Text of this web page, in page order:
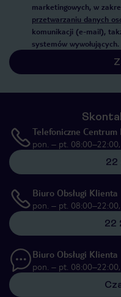
marketingowych, w
przetwarzaniu danych
komunikacji (e-mail),
systemów wywołujących.
Telefoniczne Centrum
pon. – pt.
22
Biuro Obsługi Klienta
pon. – pt.
22
Biuro Obsługi Klienta
pon. – pt.